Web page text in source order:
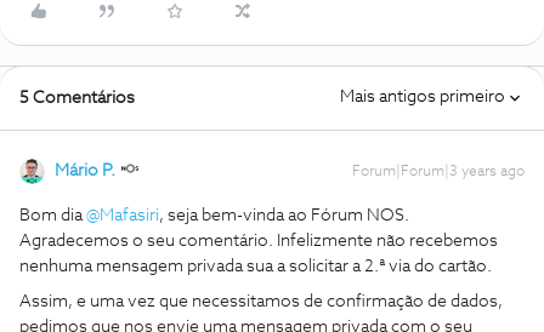
5 Comentários Mais antigos primeiro
Mário P. Forum|Forum|3 years ago
Bom dia@Mafasiri, seja bem-vinda ao Fórum NOS.
Agradecemos o seu comentário. Infelizmente não recebemos
nenhuma mensagem privada sua a solicitar a 2.ª via do cartão.
Assim, e uma vez que necessitamos de confirmação de dados,
pedimos que nos envie uma mensagem privada com o seu